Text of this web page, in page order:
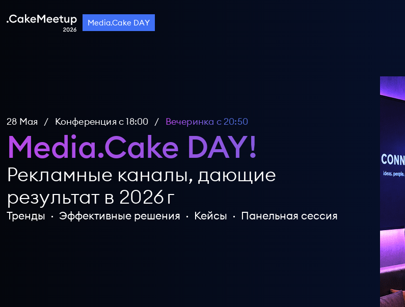
Media.Cake DAY
28 Мая / Конференция c 18:00 / Вечеринка c 20:50
Media.Cake DAY!
Рекламные каналы, дающие
результат в 2026 г
Тренды Эффективные решения Кейсы Панельная сессия